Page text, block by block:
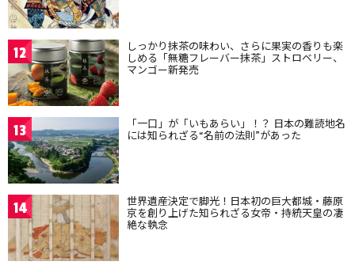
12 しっかり抹茶の味わい、さらに果実の香りも楽
しめる「無糖フレーバー抹茶」ストロベリー、
マンゴー新発売
13 「一口」が「いもあらい」！？ 日本の難読地名
には知られざる“名前の法則”があった
14 世界遺産決定で脚光！日本初の巨大都城・藤原
京を創り上げた知られざる女帝・持統天皇の凄
絶な執念